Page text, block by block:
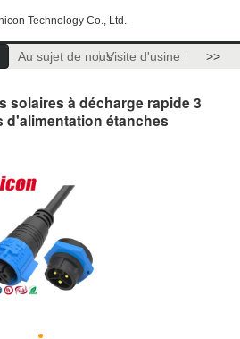
Technology Co., Ltd.
Au sujet de nousVisite d'usine >>
solaires à décharge rapide 3
d'alimentation étanches